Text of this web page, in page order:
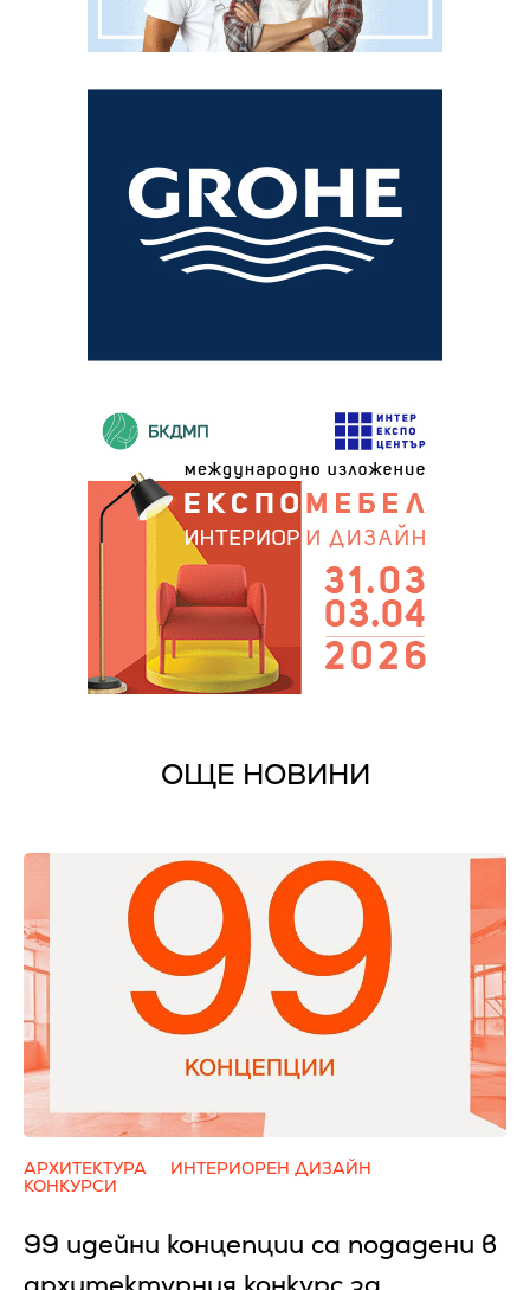
ОЩЕ НОВИНИ
АРХИТЕКТУРА
ИНТЕРИОРЕН ДИЗАЙН
КОНКУРСИ
99 идейни концепции са подадени в